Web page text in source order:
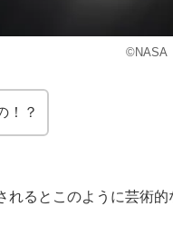
©NASA
！？
るとこのように芸術的